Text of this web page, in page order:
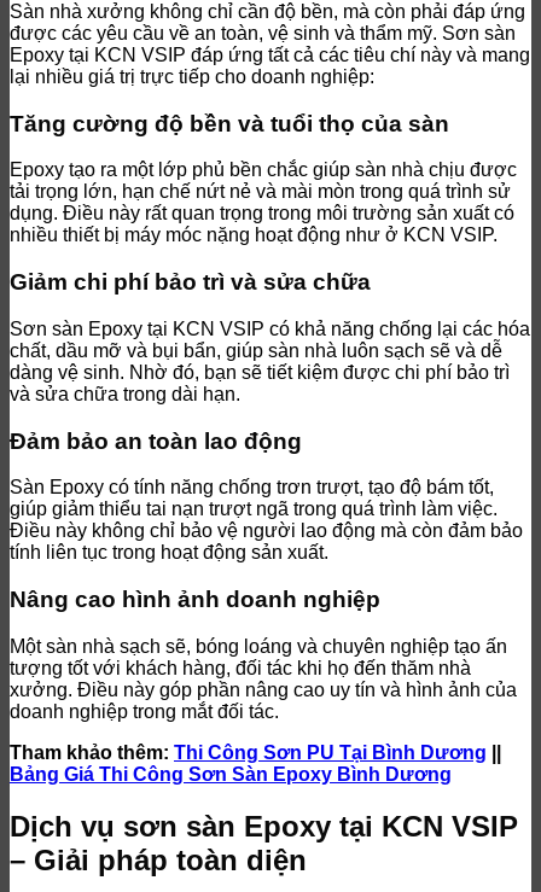
Sàn nhà xưởng không chỉ cần độ bền, mà còn phải đáp ứng
được các yêu cầu về an toàn, vệ sinh và thẩm mỹ. Sơn sàn
Epoxy tại KCN VSIP đáp ứng tất cả các tiêu chí này và mang
lại nhiều giá trị trực tiếp cho doanh nghiệp:
Tăng cường độ bền và tuổi thọ của sàn
Epoxy tạo ra một lớp phủ bền chắc giúp sàn nhà chịu được
tải trọng lớn, hạn chế nứt nẻ và mài mòn trong quá trình sử
dụng. Điều này rất quan trọng trong môi trường sản xuất có
nhiều thiết bị máy móc nặng hoạt động như ở KCN VSIP.
Giảm chi phí bảo trì và sửa chữa
Sơn sàn Epoxy tại KCN VSIP có khả năng chống lại các hóa
chất, dầu mỡ và bụi bẩn, giúp sàn nhà luôn sạch sẽ và dễ
dàng vệ sinh. Nhờ đó, bạn sẽ tiết kiệm được chi phí bảo trì
và sửa chữa trong dài hạn.
Đảm bảo an toàn lao động
Sàn Epoxy có tính năng chống trơn trượt, tạo độ bám tốt,
giúp giảm thiểu tai nạn trượt ngã trong quá trình làm việc.
Điều này không chỉ bảo vệ người lao động mà còn đảm bảo
tính liên tục trong hoạt động sản xuất.
Nâng cao hình ảnh doanh nghiệp
Một sàn nhà sạch sẽ, bóng loáng và chuyên nghiệp tạo ấn
tượng tốt với khách hàng, đối tác khi họ đến thăm nhà
xưởng. Điều này góp phần nâng cao uy tín và hình ảnh của
doanh nghiệp trong mắt đối tác.
Tham khảo thêm: Thi Công Sơn PU Tại Bình Dương
Bảng Giá Thi Công Sơn Sàn Epoxy Bình Dương
Dịch vụ sơn sàn Epoxy tại KCN VSIP
– Giải pháp toàn diện